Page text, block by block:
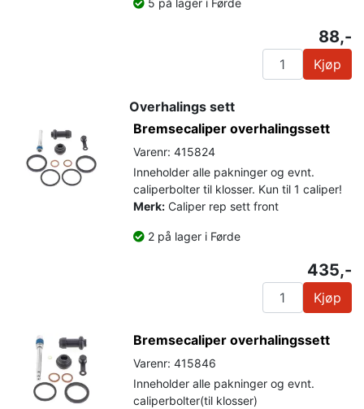
88,-
Kjøp
Overhalings sett
Bremsecaliper overhalingssett
Varenr: 415824
Inneholder alle pakninger og evnt.
caliperbolter til klosser. Kun til 1 caliper!
Merk: Caliper rep sett front
2 på lager i Førde
435,-
Kjøp
Bremsecaliper overhalingssett
Varenr: 415846
Inneholder alle pakninger og evnt.
caliperbolter(til klosser)